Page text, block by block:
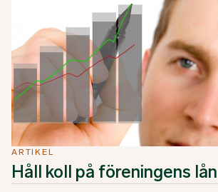
ARTIKEL
Håll koll på föreningens lån